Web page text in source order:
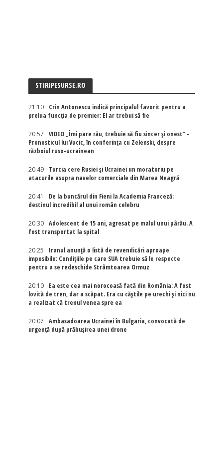
STIRIPESURSE.RO
21:10
Crin Antonescu indică principalul favorit pentru a
prelua funcția de premier: El ar trebui să fie
20:57
VIDEO „Îmi pare rău, trebuie să fiu sincer și onest” -
Pronosticul lui Vucic, în conferința cu Zelenski, despre
războiul ruso-ucrainean
20:49
Turcia cere Rusiei și Ucrainei un moratoriu pe
atacurile asupra navelor comerciale din Marea Neagră
20:41
De la buncărul din Fieni la Academia Franceză:
destinul incredibil al unui român celebru
20:30
Adolescent de 15 ani, agresat pe malul unui pârău. A
fost transportat la spital
20:25
Iranul anunță o listă de revendicări aproape
imposibile: Condițiile pe care SUA trebuie să le respecte
pentru a se redeschide Strâmtoarea Ormuz
20:10
Ea este cea mai norocoasă fată din România: A fost
lovită de tren, dar a scăpat. Era cu căștile pe urechi și nici nu
a realizat că trenul venea spre ea
20:07
Ambasadoarea Ucrainei în Bulgaria, convocată de
urgență după prăbușirea unei drone